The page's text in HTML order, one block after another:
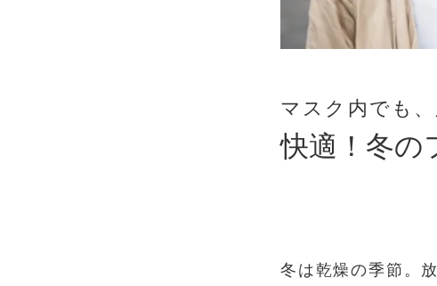
マスク内でも
快適！冬の
冬は乾燥の季節。